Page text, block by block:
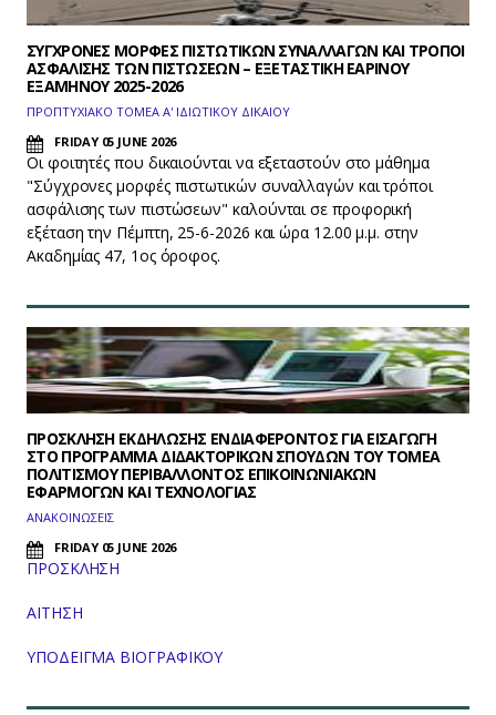
ΣΥΓΧΡΟΝΕΣ ΜΟΡΦΕΣ ΠΙΣΤΩΤΙΚΩΝ ΣΥΝΑΛΛΑΓΩΝ ΚΑΙ ΤΡΟΠΟΙ
ΑΣΦΑΛΙΣΗΣ ΤΩΝ ΠΙΣΤΩΣΕΩΝ – ΕΞΕΤΑΣΤΙΚΗ ΕΑΡΙΝΟΥ
ΕΞΑΜΗΝΟΥ 2025-2026
ΠΡΟΠΤΥΧΙΑΚΟ ΤΟΜΕΑ Α' ΙΔΙΩΤΙΚΟΥ ΔΙΚΑΙΟΥ
FRIDAY 05 JUNE 2026
Οι φοιτητές που δικαιούνται να εξεταστούν στο μάθημα
"Σύγχρονες μορφές πιστωτικών συναλλαγών και τρόποι
ασφάλισης των πιστώσεων" καλούνται σε προφορική
εξέταση την Πέμπτη, 25-6-2026 και ώρα 12.00 μ.μ. στην
Ακαδημίας 47, 1ος όροφος.
ΠΡΟΣΚΛΗΣΗ ΕΚΔΗΛΩΣΗΣ ΕΝΔΙΑΦΕΡΟΝΤΟΣ ΓΙΑ ΕΙΣΑΓΩΓΗ
ΣΤΟ ΠΡΟΓΡΑΜΜΑ ΔΙΔΑΚΤΟΡΙΚΩΝ ΣΠΟΥΔΩΝ ΤΟΥ ΤΟΜΕΑ
ΠΟΛΙΤΙΣΜΟΥ ΠΕΡΙΒΑΛΛΟΝΤΟΣ ΕΠΙΚΟΙΝΩΝΙΑΚΩΝ
ΕΦΑΡΜΟΓΩΝ ΚΑΙ ΤΕΧΝΟΛΟΓΙΑΣ
ΑΝΑΚΟΙΝΩΣΕΙΣ
FRIDAY 05 JUNE 2026
ΠΡΟΣΚΛΗΣΗ
ΑΙΤΗΣΗ
ΥΠΟΔΕΙΓΜΑ ΒΙΟΓΡΑΦΙΚΟΥ